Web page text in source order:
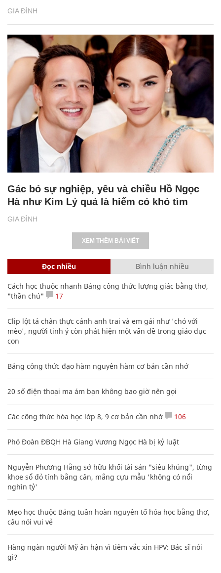
GIA ĐÌNH
GIA ĐÌNH
Gác bỏ sự nghiệp, yêu và chiều Hồ Ngọc
Hà như Kim Lý quả là hiếm có khó tìm
XEM THÊM BÀI VIẾT
Đọc nhiều Bình luận nhiều
Cách học thuộc nhanh Bảng công thức lượng giác bằng thơ,
"thần chú"
17
Clip lột tả chân thực cảnh anh trai và em gái như 'chó với
mèo', người tinh ý còn phát hiện một vấn đề trong giáo dục
con
Bảng công thức đạo hàm nguyên hàm cơ bản cần nhớ
20 số điện thoại ma ám bạn không bao giờ nên gọi
Các công thức hóa học lớp 8, 9 cơ bản cần nhớ 106
Phó Đoàn ĐBQH Hà Giang Vương Ngọc Hà bị kỷ luật
Nguyễn Phương Hằng sở hữu khối tài sản "siêu khủng", từng
khoe sổ đỏ tính bằng cân, mắng cựu mẫu 'không có nổi
nghìn tỷ'
Mẹo học thuộc Bảng tuần hoàn nguyên tố hóa học bằng thơ,
câu nói vui vẻ
Hàng ngàn người Mỹ ân hận vì tiêm vắc xin HPV: Bác sĩ nói
gì?